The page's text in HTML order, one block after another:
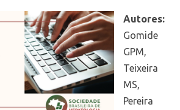
Autores:
Gomide
GPM,
Teixeira
MS,
Pereira